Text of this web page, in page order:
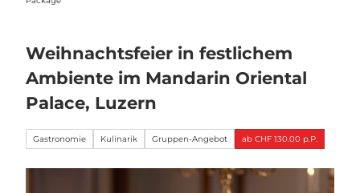
Weihnachtsfeier in festlichem
Ambiente im Mandarin Oriental
Palace, Luzern
Gastronomie Kulinarik Gruppen-Angebot ab CHF 130.00 p.P.